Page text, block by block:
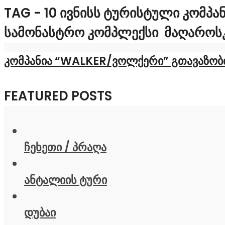
TAG - 10 ᲘᲕᲜᲘᲡᲡ ᲢᲣᲠᲘᲡᲢᲣᲚᲘ
ᲡᲐᲛᲝᲜᲐᲡᲢᲠᲝ ᲙᲝᲛᲞᲚᲔᲥᲡᲘ
კომპანია “WALKER/ვოლქერი”
FEATURED POSTS
ჩეხეთი / პრაღა
ანტალიის ტური
დუბაი